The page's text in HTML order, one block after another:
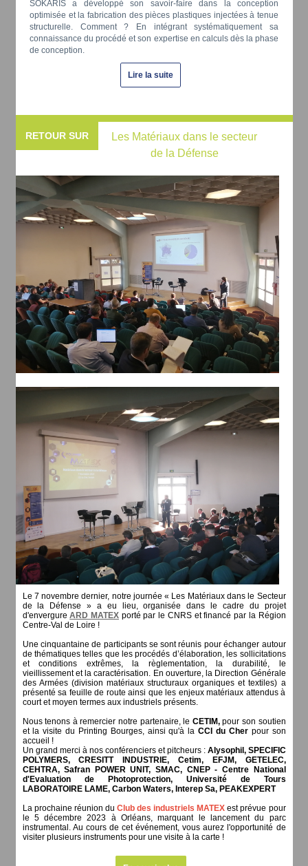
SOKARIS a développé son savoir-faire dans la conception
optimisée et la fabrication des pièces plastiques injectées à tenue
structurelle. Comment ? En intégrant systématiquement sa
connaissance du procédé et son expertise en calculs dès la phase
de conception.
Lire la suite
RETOUR SUR
Les Matériaux dans le secteur
de la Défense
Le 7 novembre dernier, notre journée « Les Matériaux dans le Secteur
de la Défense » a eu lieu, organisée dans le cadre du projet
d'envergureARD MATEXporté par le CNRS et financé par la Région
Centre-Val de Loire !
Une cinquantaine de participants se sont réunis pour échanger autour
de thématiques telles que les procédés d’élaboration, les sollicitations
et conditions extrêmes, la règlementation, la durabilité, le
vieillissement et la caractérisation. En ouverture, la Direction Générale
des Armées (division matériaux structuraux organiques et textiles) a
présenté sa feuille de route ainsi que les enjeux matériaux attendus à
court et moyen termes aux industriels présents.
Nous tenons à remercier notre partenaire, le CETIM,pour son soutien
et la visite du Printing Bourges, ainsi qu'à la CCI du Cher pour son
accueil !
Un grand merci à nos conférenciers et pitcheurs : Alysophil, SPECIFIC
POLYMERS, CRESITT INDUSTRIE, Cetim, EFJM, GETELEC,
CEHTRA, Safran POWER UNIT, SMAC, CNEP - Centre National
d'Evaluation de Photoprotection, Université de Tours
LABORATOIRE LAME, Carbon Waters, Interep Sa, PEAKEXPERT
La prochaine réunion du Club des industriels MATEX est prévue pour
le 5 décembre 2023 à Orléans, marquant le lancement du parc
instrumental. Au cours de cet événement, vous aurez l'opportunité de
visiter plusieurs instruments pour une visite à la carte !